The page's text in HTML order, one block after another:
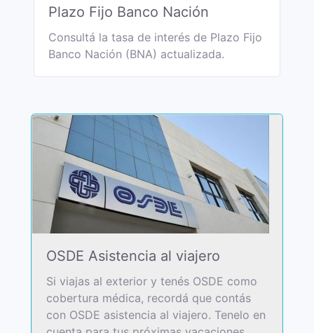
Plazo Fijo Banco Nación
Consultá la tasa de interés de Plazo Fijo
Banco Nación (BNA) actualizada.
OSDE Asistencia al viajero
Si viajas al exterior y tenés OSDE como
cobertura médica, recordá que contás
con OSDE asistencia al viajero. Tenelo en